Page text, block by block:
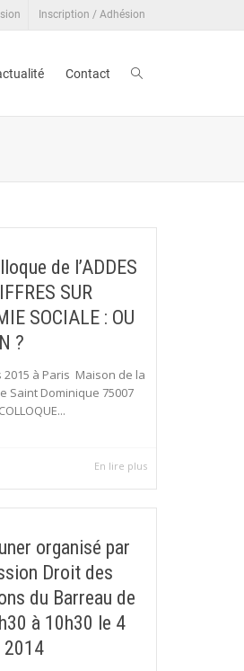
Inscription / Adhésion
Contact
de l’ADDES
SUR
SOCIALE : OU
?
2015 à Paris Maison de la
Saint Dominique 75007
En lire plus
organisé par
Droit des
du Barreau de
à 10h30 le 4
2014